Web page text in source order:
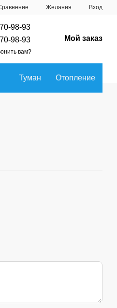
Желания Вход
98-93
98-93
вам?
Мой заказ
Туман Отопление